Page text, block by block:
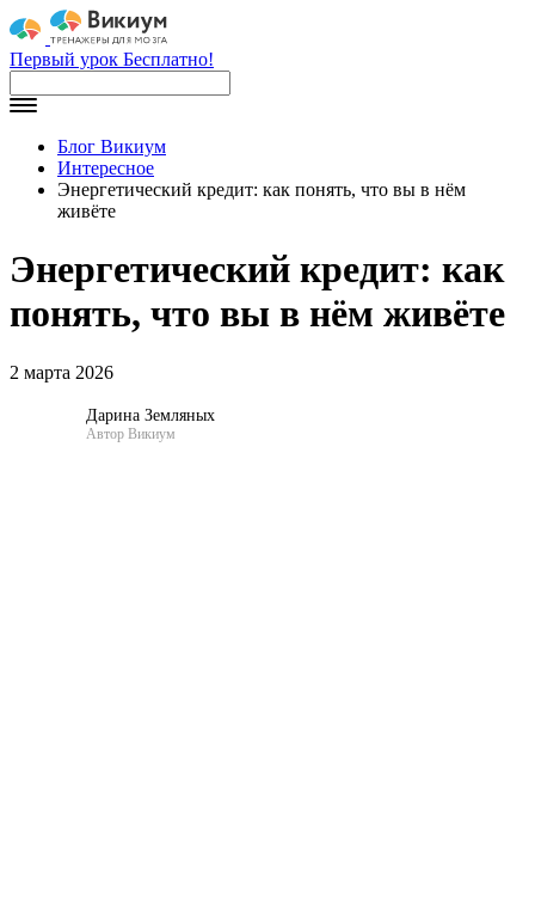
Первый урок Бесплатно!
Блог Викиум
Интересное
Энергетический кредит: как понять, что вы в нём
живёте
Энергетический кредит: как
понять, что вы в нём живёте
2 марта 2026
Дарина Земляных
Автор Викиум